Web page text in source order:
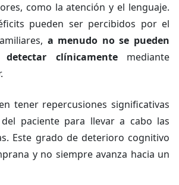
como la atención y el lenguaje.
pueden ser percibidos por el
a menudo no se pueden
clínicamentemediante
tener repercusiones significativas
paciente para llevar a cabo las
Este grado de deterioro cognitivo
y no siempre avanza hacia un